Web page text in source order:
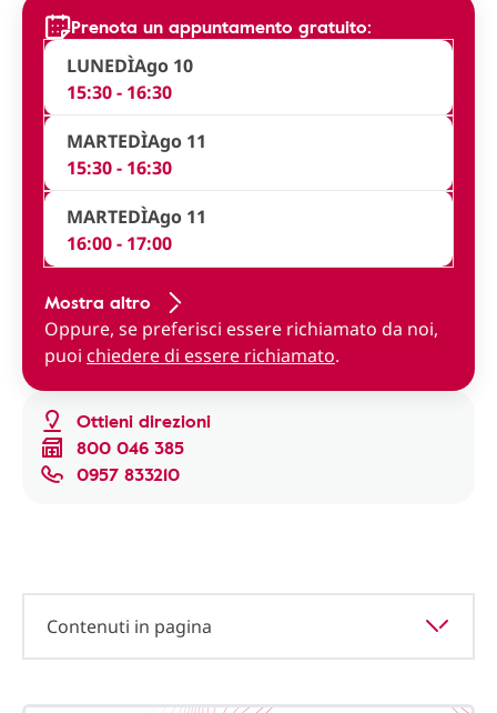
Ottieni direzioni
800 046 385
0957 833210
Prenota un appuntamento gratuito:
LUNEDÌAgo 10
15:30 - 16:30
MARTEDÌAgo 11
15:30 - 16:30
MARTEDÌAgo 11
16:00 - 17:00
Mostra altro
Oppure, se preferisci essere richiamato da noi,
puoi chiedere di essere richiamato.
Contenuti in pagina